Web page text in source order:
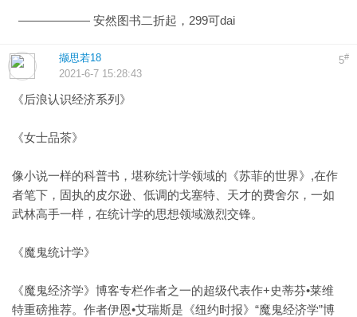
—————— 安然图书二折起，299可dai
5#
撷思若18
2021-6-7 15:28:43
《后浪认识经济系列》
《女士品茶》
像小说一样的科普书，堪称统计学领域的《苏菲的世界》,在作
者笔下，固执的皮尔逊、低调的戈塞特、天才的费舍尔，一如
武林高手一样，在统计学的思想领域激烈交锋。
《魔鬼统计学》
《魔鬼经济学》博客专栏作者之一的超级代表作+史蒂芬•莱维
特重磅推荐。作者伊恩•艾瑞斯是《纽约时报》“魔鬼经济学”博